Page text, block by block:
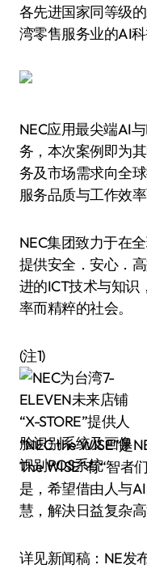
各先进国家同等级
湾零售服务业的AI科
NEC应用最尖端AI
务，本次案例即为
务及市场需求向全
服务品质与工作效率
NEC集团致力于在
提供安全．安心．
进的ICT技术与知识
率而精粹的社会。
(注1)
“NEC the WISE”是
The WISE”有“智者
是，希望借由人与
慧，解決日益复杂高
详见新闻稿：NE发